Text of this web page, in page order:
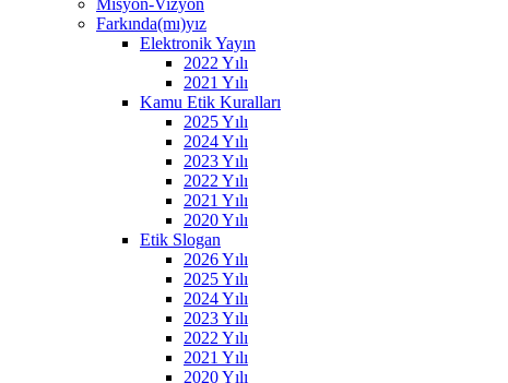
Farkında(mı)yız
Elektronik Yayın
2022 Yılı
2021 Yılı
Kamu Etik Kuralları
2025 Yılı
2024 Yılı
2023 Yılı
2022 Yılı
2021 Yılı
2020 Yılı
Etik Slogan
2026 Yılı
2025 Yılı
2024 Yılı
2023 Yılı
2022 Yılı
2021 Yılı
2020 Yılı